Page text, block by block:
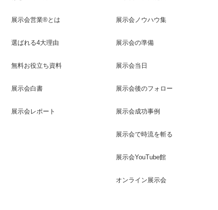
展示会営業®とは
選ばれる4大理由
無料お役立ち資料
展示会白書
展示会レポート
展示会ノウハウ集
展示会の準備
展示会当日
展示会後のフォロー
展示会成功事例
展示会で時流を斬る
展示会YouTube館
オンライン展示会